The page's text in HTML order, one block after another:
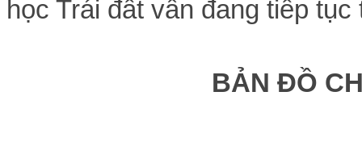
học Trái đất vẫn đang tiếp
BẢN ĐỒ